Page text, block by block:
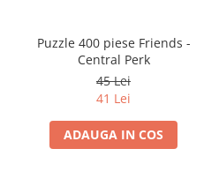
Puzzle 400 piese Friends -
Central Perk
45 Lei
41 Lei
ADAUGA IN COS